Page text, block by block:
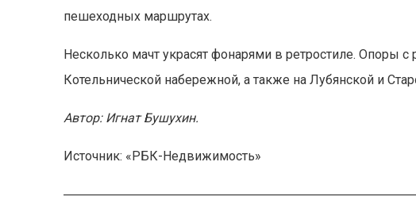
пешеходных маршрутах.
Несколько мачт украсят фонарями в ретростиле. Опоры
Котельнической набережной, а также на Лубянской и
Автор: Игнат Бушухин.
Источник: «РБК-Недвижимость»